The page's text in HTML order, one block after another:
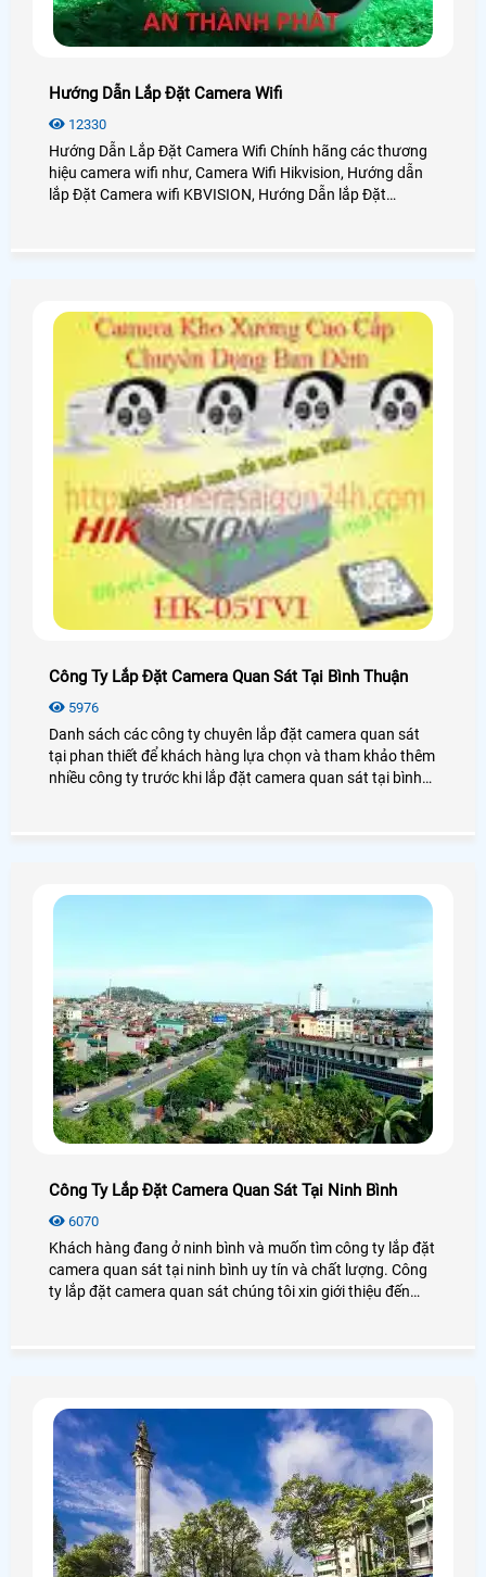
Hướng Dẫn Lắp Đặt Camera Wifi
12330
Hướng Dẫn Lắp Đặt Camera Wifi Chính hãng các thương
hiệu camera wifi như, Camera Wifi Hikvision, Hướng dẫn
lắp Đặt Camera wifi KBVISION, Hướng Dẫn lắp Đặt
Công Ty Lắp Đặt Camera Quan Sát Tại Bình Thuận
5976
Danh sách các công ty chuyên lắp đặt camera quan sát
tại phan thiết để khách hàng lựa chọn và tham khảo thêm
nhiều công ty trước khi lắp đặt camera quan sát tại bình
Công Ty Lắp Đặt Camera Quan Sát Tại Ninh Bình
6070
Khách hàng đang ở ninh bình và muốn tìm công ty lắp đặt
camera quan sát tại ninh bình uy tín và chất lượng. Công
ty lắp đặt camera quan sát chúng tôi xin giới thiệu đến